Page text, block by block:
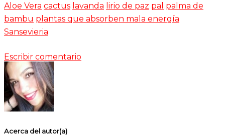
Aloe Vera cactus lavanda lirio de paz pal palma de
bambu plantas que absorben mala energía
Sansevieria
Escribir comentario
Acerca del autor(a)